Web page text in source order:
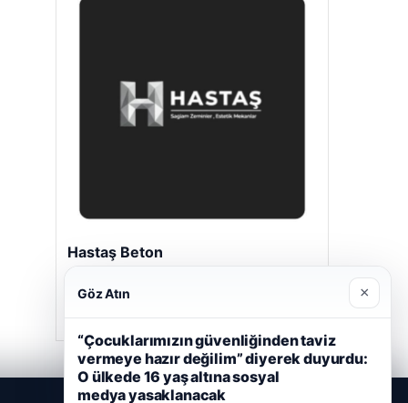
Hastaş Beton
26/05/2026
Göz Atın ×
“Çocuklarımızın güvenliğinden taviz
vermeye hazır değilim” diyerek duyurdu:
O ülkede 16 yaş altına sosyal
medya yasaklanacak